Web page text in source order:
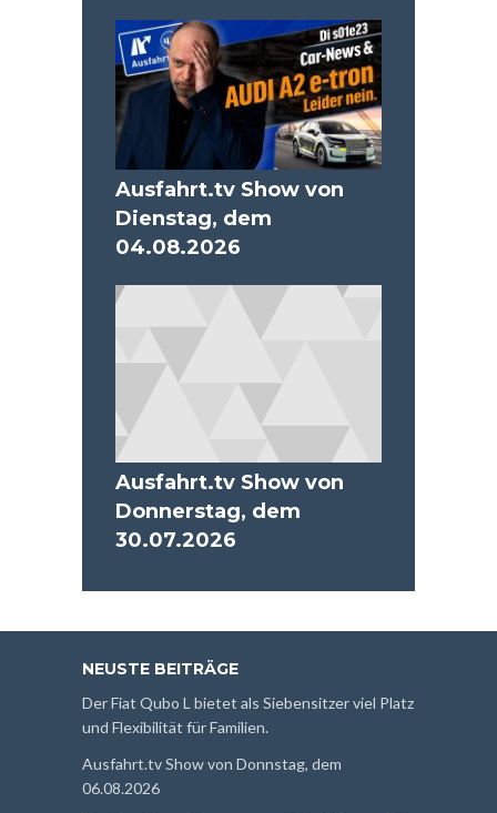
Ausfahrt.tv Show von
Dienstag, dem
04.08.2026
Ausfahrt.tv Show von
Donnerstag, dem
30.07.2026
NEUSTE BEITRÄGE
Der Fiat Qubo L bietet als Siebensitzer viel Platz
und Flexibilität für Familien.
Ausfahrt.tv Show von Donnstag, dem
06.08.2026